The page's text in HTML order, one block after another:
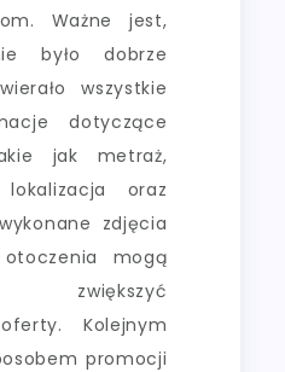
Ważne jest,
było dobrze
wszystkie
dotyczące
jak metraż,
oraz
zdjęcia
mogą
zwiększyć
Kolejnym
promocji